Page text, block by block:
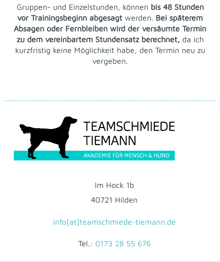
Gruppen- und Einzelstunden, können bis 48 Stunden
vor Trainingsbeginn abgesagt werden. Bei späterem
Absagen oder Fernbleiben wird der versäumte Termin
zu dem vereinbartem Stundensatz berechnet, da ich
kurzfristig keine Möglichkeit habe, den Termin neu zu
vergeben.
Im Hock 1b
40721 Hilden
info[at]teamschmiede-tiemann.de
Tel.: 0173 28 55 676